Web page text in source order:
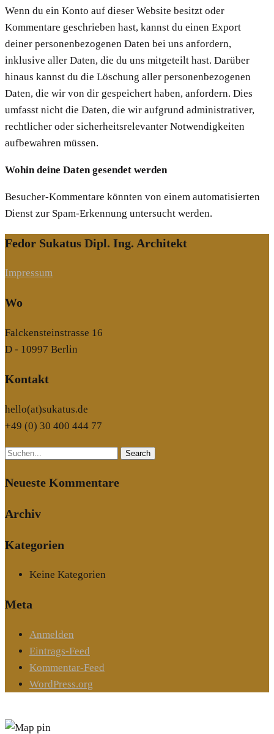
Wenn du ein Konto auf dieser Website besitzt oder
Kommentare geschrieben hast, kannst du einen Export
deiner personenbezogenen Daten bei uns anfordern,
inklusive aller Daten, die du uns mitgeteilt hast. Darüber
hinaus kannst du die Löschung aller personenbezogenen
Daten, die wir von dir gespeichert haben, anfordern. Dies
umfasst nicht die Daten, die wir aufgrund administrativer,
rechtlicher oder sicherheitsrelevanter Notwendigkeiten
aufbewahren müssen.
Wohin deine Daten gesendet werden
Besucher-Kommentare könnten von einem automatisierten
Dienst zur Spam-Erkennung untersucht werden.
Fedor Sukatus Dipl. Ing. Architekt
Impressum
Wo
Falckensteinstrasse 16
D - 10997 Berlin
Kontakt
hello(at)sukatus.de
+49 (0) 30 400 444 77
Search
Neueste Kommentare
Archiv
Kategorien
Keine Kategorien
Meta
Anmelden
Eintrags-Feed
Kommentar-Feed
WordPress.org